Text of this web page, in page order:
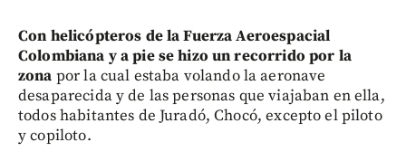
Con helicópteros de la Fuerza Aeroespacial
Colombiana y a pie se hizo un recorrido por la
zona por la cual estaba volando la aeronave
desaparecida y de las personas que viajaban en ella,
todos habitantes de Juradó, Chocó, excepto el piloto
y copiloto.